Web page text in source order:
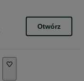
Otwórz